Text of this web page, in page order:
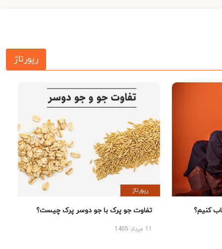
رپورتاژ
کنیم؟
رپورتاژ
تفاوت جو پرک با جو دوسر پرک چیست؟